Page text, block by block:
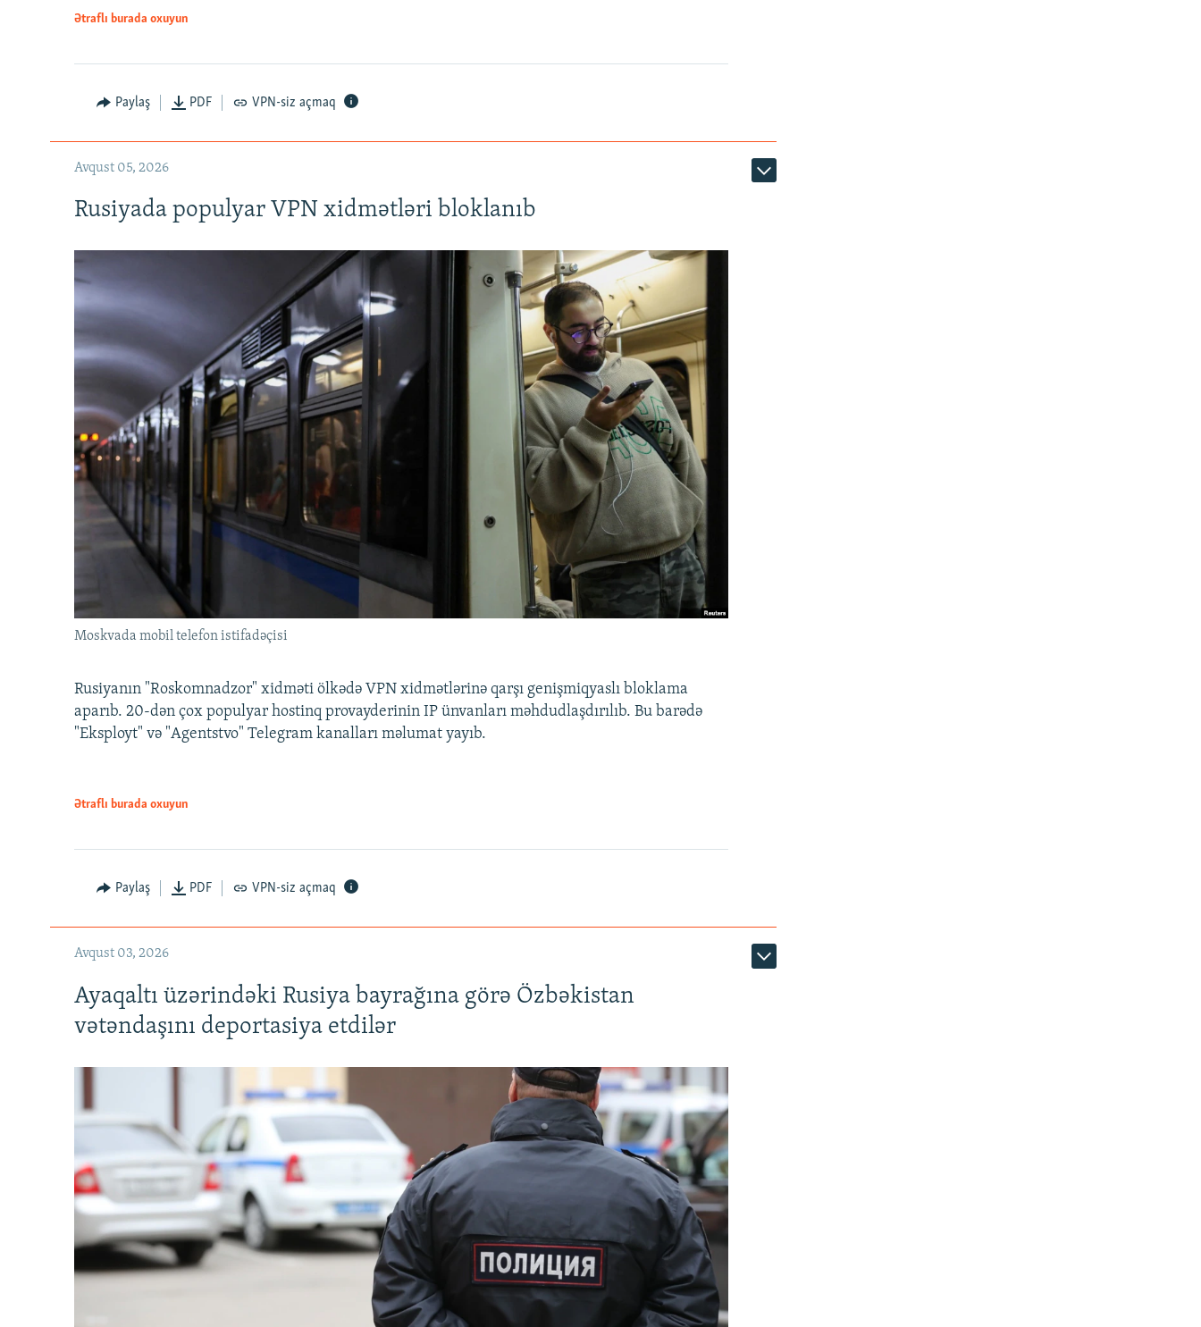
Ətraflı burada oxuyun
Paylaş PDF VPN-siz açmaq
Avqust 05, 2026
Rusiyada populyar VPN xidmətləri bloklanıb
Moskvada mobil telefon istifadəçisi
Rusiyanın "Roskomnadzor" xidməti ölkədə VPN xidmətlərinə qarşı genişmiqyaslı bloklama
aparıb. 20-dən çox populyar hostinq provayderinin IP ünvanları məhdudlaşdırılıb. Bu barədə
"Eksployt" və "Agentstvo" Telegram kanalları məlumat yayıb.
Ətraflı burada oxuyun
Paylaş PDF VPN-siz açmaq
Avqust 03, 2026
Ayaqaltı üzərindəki Rusiya bayrağına görə Özbəkistan
vətəndaşını deportasiya etdilər